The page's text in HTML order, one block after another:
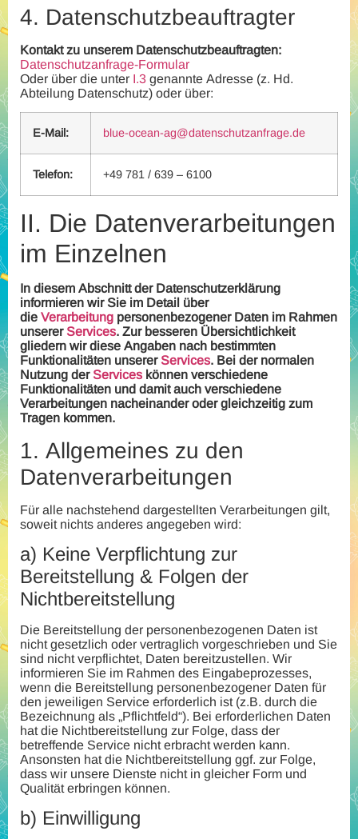
4. Datenschutzbeauftragter
Kontakt zu unserem Datenschutzbeauftragten:
Datenschutzanfrage-Formular
Oder über die unter I.3 genannte Adresse (z. Hd.
Abteilung Datenschutz) oder über:
E-Mail: blue-ocean-ag@datenschutzanfrage.de
Telefon: +49 781 / 639 – 6100
II. Die Datenverarbeitungen
im Einzelnen
In diesem Abschnitt der Datenschutzerklärung
informieren wir Sie im Detail über
die Verarbeitung personenbezogener Daten im Rahmen
unserer Services. Zur besseren Übersichtlichkeit
gliedern wir diese Angaben nach bestimmten
Funktionalitäten unserer Services. Bei der normalen
Nutzung der Services können verschiedene
Funktionalitäten und damit auch verschiedene
Verarbeitungen nacheinander oder gleichzeitig zum
Tragen kommen.
1. Allgemeines zu den
Datenverarbeitungen
Für alle nachstehend dargestellten Verarbeitungen gilt,
soweit nichts anderes angegeben wird:
a) Keine Verpflichtung zur
Bereitstellung & Folgen der
Nichtbereitstellung
Die Bereitstellung der personenbezogenen Daten ist
nicht gesetzlich oder vertraglich vorgeschrieben und Sie
sind nicht verpflichtet, Daten bereitzustellen. Wir
informieren Sie im Rahmen des Eingabeprozesses,
wenn die Bereitstellung personenbezogener Daten für
den jeweiligen Service erforderlich ist (z.B. durch die
Bezeichnung als „Pflichtfeld“). Bei erforderlichen Daten
hat die Nichtbereitstellung zur Folge, dass der
betreffende Service nicht erbracht werden kann.
Ansonsten hat die Nichtbereitstellung ggf. zur Folge,
dass wir unsere Dienste nicht in gleicher Form und
Qualität erbringen können.
b) Einwilligung